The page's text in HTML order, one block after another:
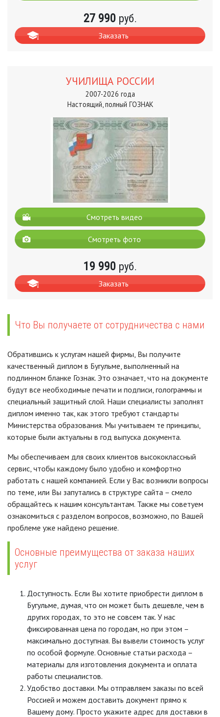
27 990 руб.
Заказать
УЧИЛИЩА РОССИИ
2007-2026 года
Настоящий, полный ГОЗНАК
Смотреть видео
Смотреть фото
19 990 руб.
Заказать
Что Вы получаете от сотрудничества с нами
Обратившись к услугам нашей фирмы, Вы получите
качественный диплом в Бугульме, выполненный на
подлинном бланке Гознак. Это означает, что на документе
будут все необходимые печати и подписи, голограммы и
специальный защитный слой. Наши специалисты заполнят
диплом именно так, как этого требуют стандарты
Министерства образования. Мы учитываем те принципы,
которые были актуальны в год выпуска документа.
Мы обеспечиваем для своих клиентов высококлассный
сервис, чтобы каждому было удобно и комфортно
работать с нашей компанией. Если у Вас возникли вопросы
по теме, или Вы запутались в структуре сайта – смело
обращайтесь к нашим консультантам. Также мы советуем
ознакомиться с разделом вопросов, возможно, по Вашей
проблеме уже найдено решение.
Основные преимущества от заказа наших
услуг
Доступность. Если Вы хотите приобрести диплом в
Бугульме, думая, что он может быть дешевле, чем в
других городах, то это не совсем так. У нас
фиксированная цена по городам, но при этом –
максимально доступная. Вы вывели стоимость услуг
по особой формуле. Основные статьи расхода –
материалы для изготовления документа и оплата
работы специалистов.
Удобство доставки. Мы отправляем заказы по всей
Россией и можем доставить документ прямо к
Вашему дому. Просто укажите адрес для доставки в